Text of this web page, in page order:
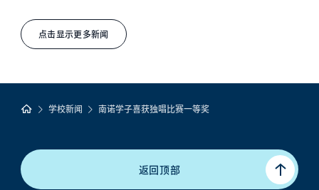
点击显示更多新闻
学校新闻 南诺学子喜获独唱比赛一等奖
返回顶部